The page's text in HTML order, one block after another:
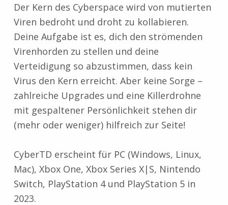
Der Kern des Cyberspace wird von mutierten
Viren bedroht und droht zu kollabieren.
Deine Aufgabe ist es, dich den strömenden
Virenhorden zu stellen und deine
Verteidigung so abzustimmen, dass kein
Virus den Kern erreicht. Aber keine Sorge –
zahlreiche Upgrades und eine Killerdrohne
mit gespaltener Persönlichkeit stehen dir
(mehr oder weniger) hilfreich zur Seite!
CyberTD erscheint für PC (Windows, Linux,
Mac), Xbox One, Xbox Series X|S, Nintendo
Switch, PlayStation 4 und PlayStation 5 in
2023.